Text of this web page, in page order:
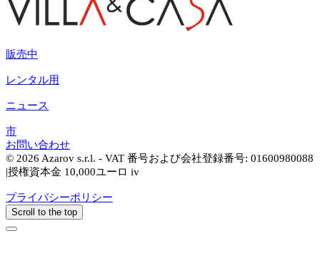
販売中
レンタル用
ニュース
市
お問い合わせ
© 2026 Azarov s.r.l. - VAT 番号および会社登録番号: 01600980088
|授権資本金 10,000ユーロ iv
プライバシーポリシー
Scroll to the top